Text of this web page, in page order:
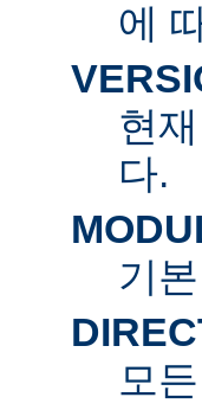
에
현
다.
기
모